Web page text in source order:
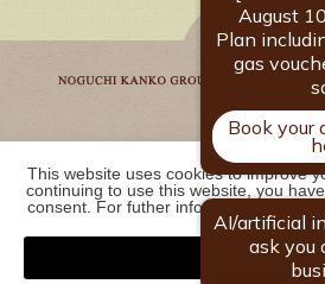
野口観光グループ一覧
2026 【公式・ベストレ－ト保証
温泉宿 野口観光グループ. ALL
This website uses cookies to improve
continuing to use this website, you
consent. For futher information, please
Agree